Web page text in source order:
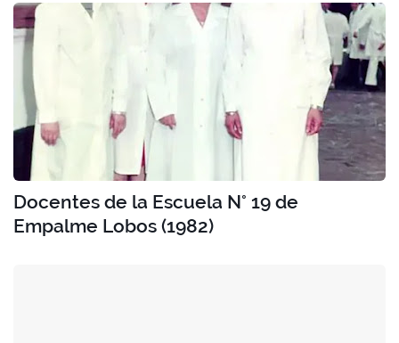
Docentes de la Escuela N° 19 de
Empalme Lobos (1982)